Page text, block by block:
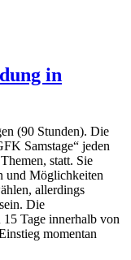
in
(90 Stunden). Die
Samstage“ jeden
statt. Sie
und Möglichkeiten
allerdings
Die
Tage innerhalb von
momentan